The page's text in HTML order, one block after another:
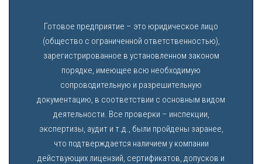
Готовое предприятие – это юридическое лицо
(общество с ограниченной ответственностью),
зарегистрированное в установленном законом
порядке, имеющее всю необходимую
сопроводительную и разрешительную
документацию, в соответствии с основным видом
деятельности. Все проверки – инспекции,
экспертизы, аудит и т.д., были пройдены заранее,
что подтверждается наличием у компании
действующих лицензий, сертификатов, допусков и